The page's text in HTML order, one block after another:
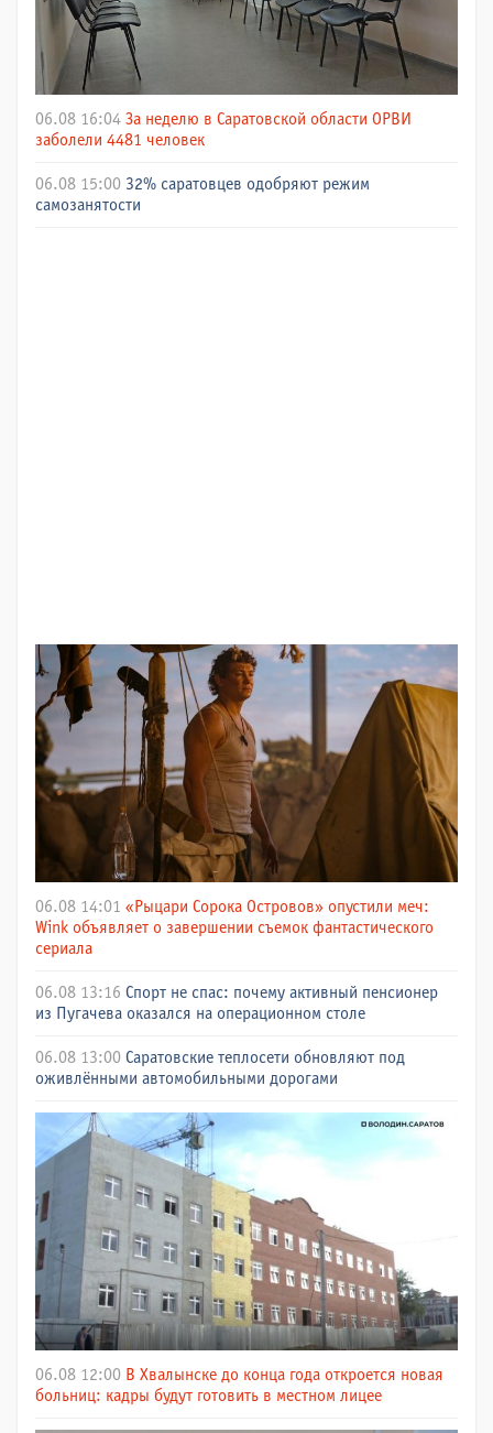
06.08 16:04 За неделю в Саратовской области ОРВИ
заболели 4481 человек
06.08 15:00 32% саратовцев одобряют режим
самозанятости
06.08 14:01 «Рыцари Сорока Островов» опустили меч:
Wink объявляет о завершении съемок фантастического
сериала
06.08 13:16 Спорт не спас: почему активный пенсионер
из Пугачева оказался на операционном столе
06.08 13:00 Саратовские теплосети обновляют под
оживлёнными автомобильными дорогами
06.08 12:00 В Хвалынске до конца года откроется новая
больниц: кадры будут готовить в местном лицее